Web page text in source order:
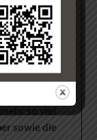
& Riegel -
sowie die